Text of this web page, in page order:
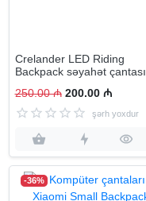
Crelander LED Riding
Backpack səyahət çantası
250.00 ₼ 200.00 ₼
şərh yoxdur
-36%